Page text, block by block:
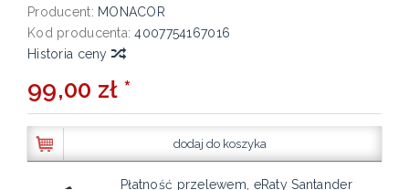
Producent: MONACOR
Kod producenta: 4007754167016
Historia ceny
99,00 zł *
dodaj do koszyka
Płatność przelewem, eRaty Santander